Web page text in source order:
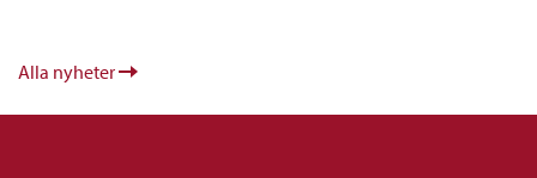
Alla nyheter